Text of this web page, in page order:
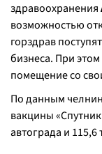
здравоохранения
возможностью
горздрав
бизнеса. При
помещение со
По данным
вакцины
автограда и